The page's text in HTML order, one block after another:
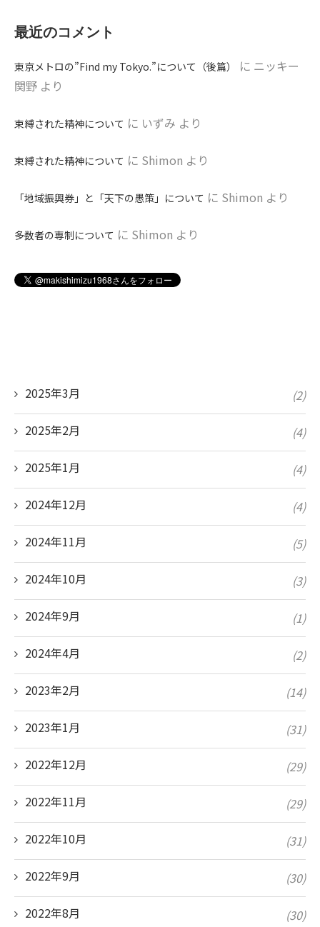
最近のコメント
東京メトロの”Find my Tokyo.”について（後篇） に ニッキー
関野 より
束縛された精神について に いずみ より
束縛された精神について に Shimon より
「地域振興券」と「天下の愚策」について に Shimon より
多数者の専制について に Shimon より
2025年3月 (2)
2025年2月 (4)
2025年1月 (4)
2024年12月 (4)
2024年11月 (5)
2024年10月 (3)
2024年9月 (1)
2024年4月 (2)
2023年2月 (14)
2023年1月 (31)
2022年12月 (29)
2022年11月 (29)
2022年10月 (31)
2022年9月 (30)
2022年8月 (30)